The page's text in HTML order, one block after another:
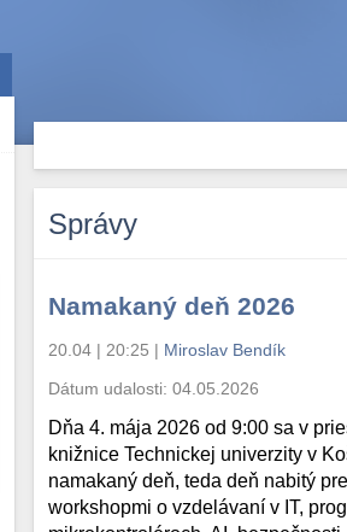
Správy
Namakaný deň 2026
20.04 | 20:25 | Miroslav Bendík
Dátum udalosti:04.05.2026
Dňa 4. mája 2026 od 9:00 sa v
knižnice Technickej univerzity v
namakaný deň, teda deň nabitý
workshopmi o vzdelávaní v IT,